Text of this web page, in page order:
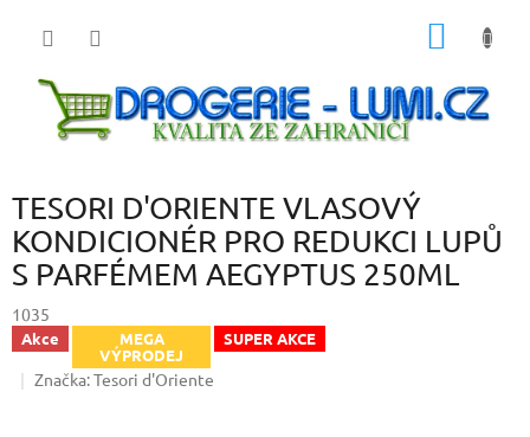
TESORI D'ORIENTE VLASOVÝ
KONDICIONÉR PRO REDUKCI LUPŮ
S PARFÉMEM AEGYPTUS 250ML
1035
Akce
MEGA
VÝPRODEJ
SUPER AKCE
Značka:Tesori d'Oriente